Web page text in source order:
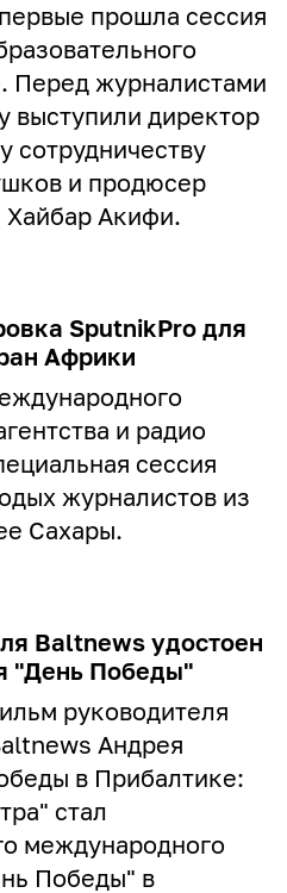
прошла сессия
Перед журналистами
выступили директор
сотрудничеству
и продюсер
Хайбар Акифи.
SputnikPro для
Африки
и радио
сессия
журналистов из
Сахары.
Baltnews удостоен
"День Победы"
руководителя
Андрея
в Прибалтике:
стал
международного
Победы" в